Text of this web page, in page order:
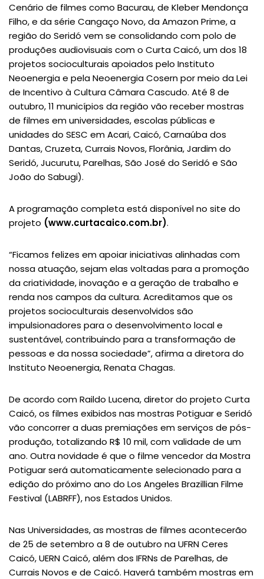
Cenário de filmes como Bacurau, de Kleber Mendonça
Filho, e da série Cangaço Novo, da Amazon Prime, a
região do Seridó vem se consolidando com polo de
produções audiovisuais com o Curta Caicó, um dos 18
projetos socioculturais apoiados pelo Instituto
Neoenergia e pela Neoenergia Cosern por meio da Lei
de Incentivo à Cultura Câmara Cascudo. Até 8 de
outubro, 11 municípios da região vão receber mostras
de filmes em universidades, escolas públicas e
unidades do SESC em Acari, Caicó, Carnaúba dos
Dantas, Cruzeta, Currais Novos, Florânia, Jardim do
Seridó, Jucurutu, Parelhas, São José do Seridó e São
João do Sabugi).
A programação completa está disponível no site do
projeto (www.curtacaico.com.br).
“Ficamos felizes em apoiar iniciativas alinhadas com
nossa atuação, sejam elas voltadas para a promoção
da criatividade, inovação e a geração de trabalho e
renda nos campos da cultura. Acreditamos que os
projetos socioculturais desenvolvidos são
impulsionadores para o desenvolvimento local e
sustentável, contribuindo para a transformação de
pessoas e da nossa sociedade”, afirma a diretora do
Instituto Neoenergia, Renata Chagas.
De acordo com Raildo Lucena, diretor do projeto Curta
Caicó, os filmes exibidos nas mostras Potiguar e Seridó
vão concorrer a duas premiações em serviços de pós-
produção, totalizando R$ 10 mil, com validade de um
ano. Outra novidade é que o filme vencedor da Mostra
Potiguar será automaticamente selecionado para a
edição do próximo ano do Los Angeles Brazillian Filme
Festival (LABRFF), nos Estados Unidos.
Nas Universidades, as mostras de filmes acontecerão
de 25 de setembro a 8 de outubro na UFRN Ceres
Caicó, UERN Caicó, além dos IFRNs de Parelhas, de
Currais Novos e de Caicó. Haverá também mostras em